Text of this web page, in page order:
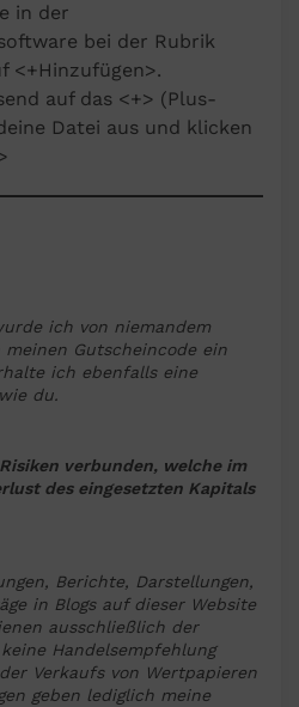
in der
bei der Rubrik
<+Hinzufügen>.
auf das <+> (Plus-
Datei aus und klicken
ich von niemandem
Gutscheincode ein
ich ebenfalls eine
du.
verbunden, welche im
des eingesetzten Kapitals
Berichte, Darstellungen,
in Blogs auf dieser Website
ausschließlich der
Handelsempfehlung
Verkaufs von Wertpapieren
geben lediglich meine